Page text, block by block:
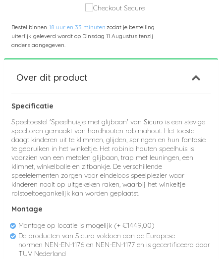
Bestel binnen 18 uur en 33 minutenzodat je bestelling
uiterlijk geleverd wordt op Dinsdag 11 Augustus tenzij
anders aangegeven.
Over dit product
Specificatie
Speeltoestel 'Speelhuisje met glijbaan' van Sicuro is een stevige
speeltoren gemaakt van hardhouten robiniahout. Het toestel
daagt kinderen uit te klimmen, glijden, springen en hun fantasie
te gebruiken in het winkeltje. Het robinia houten speelhuis is
voorzien van een metalen glijbaan, trap met leuningen, een
klimnet, winkelbalie en zitbankje. De verschillende
speelelementen zorgen voor eindeloos speelplezier waar
kinderen nooit op uitgekeken raken, waarbij het winkeltje
rolstoeltoegankelijk kan worden geplaatst.
Montage
Montage op locatie is mogelijk (+ €1449,00)
De producten van Sicuro voldoen aan de Europese
normen NEN-EN-1176 en NEN-EN-1177 en is gecertificeerd door
TUV Nederland